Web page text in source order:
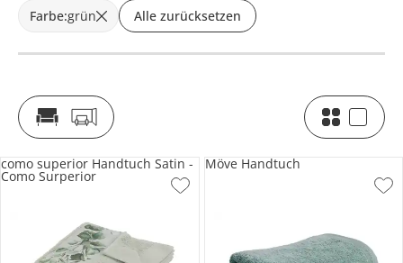
Farbe:grün Alle zurücksetzen
como superior Handtuch Satin -
Como Surperior
Möve Handtuch